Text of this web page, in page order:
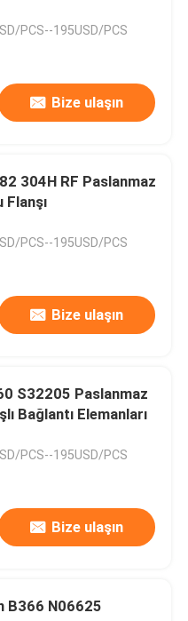
parçaları
- bind failed with errno
PCS--195USD/PCS
Bize ulaşın
304H RF Paslanmaz
Flanşı
PCS--195USD/PCS
Bize ulaşın
S32205 Paslanmaz
Bağlantı Elemanları
PCS--195USD/PCS
Bize ulaşın
B366 N06625